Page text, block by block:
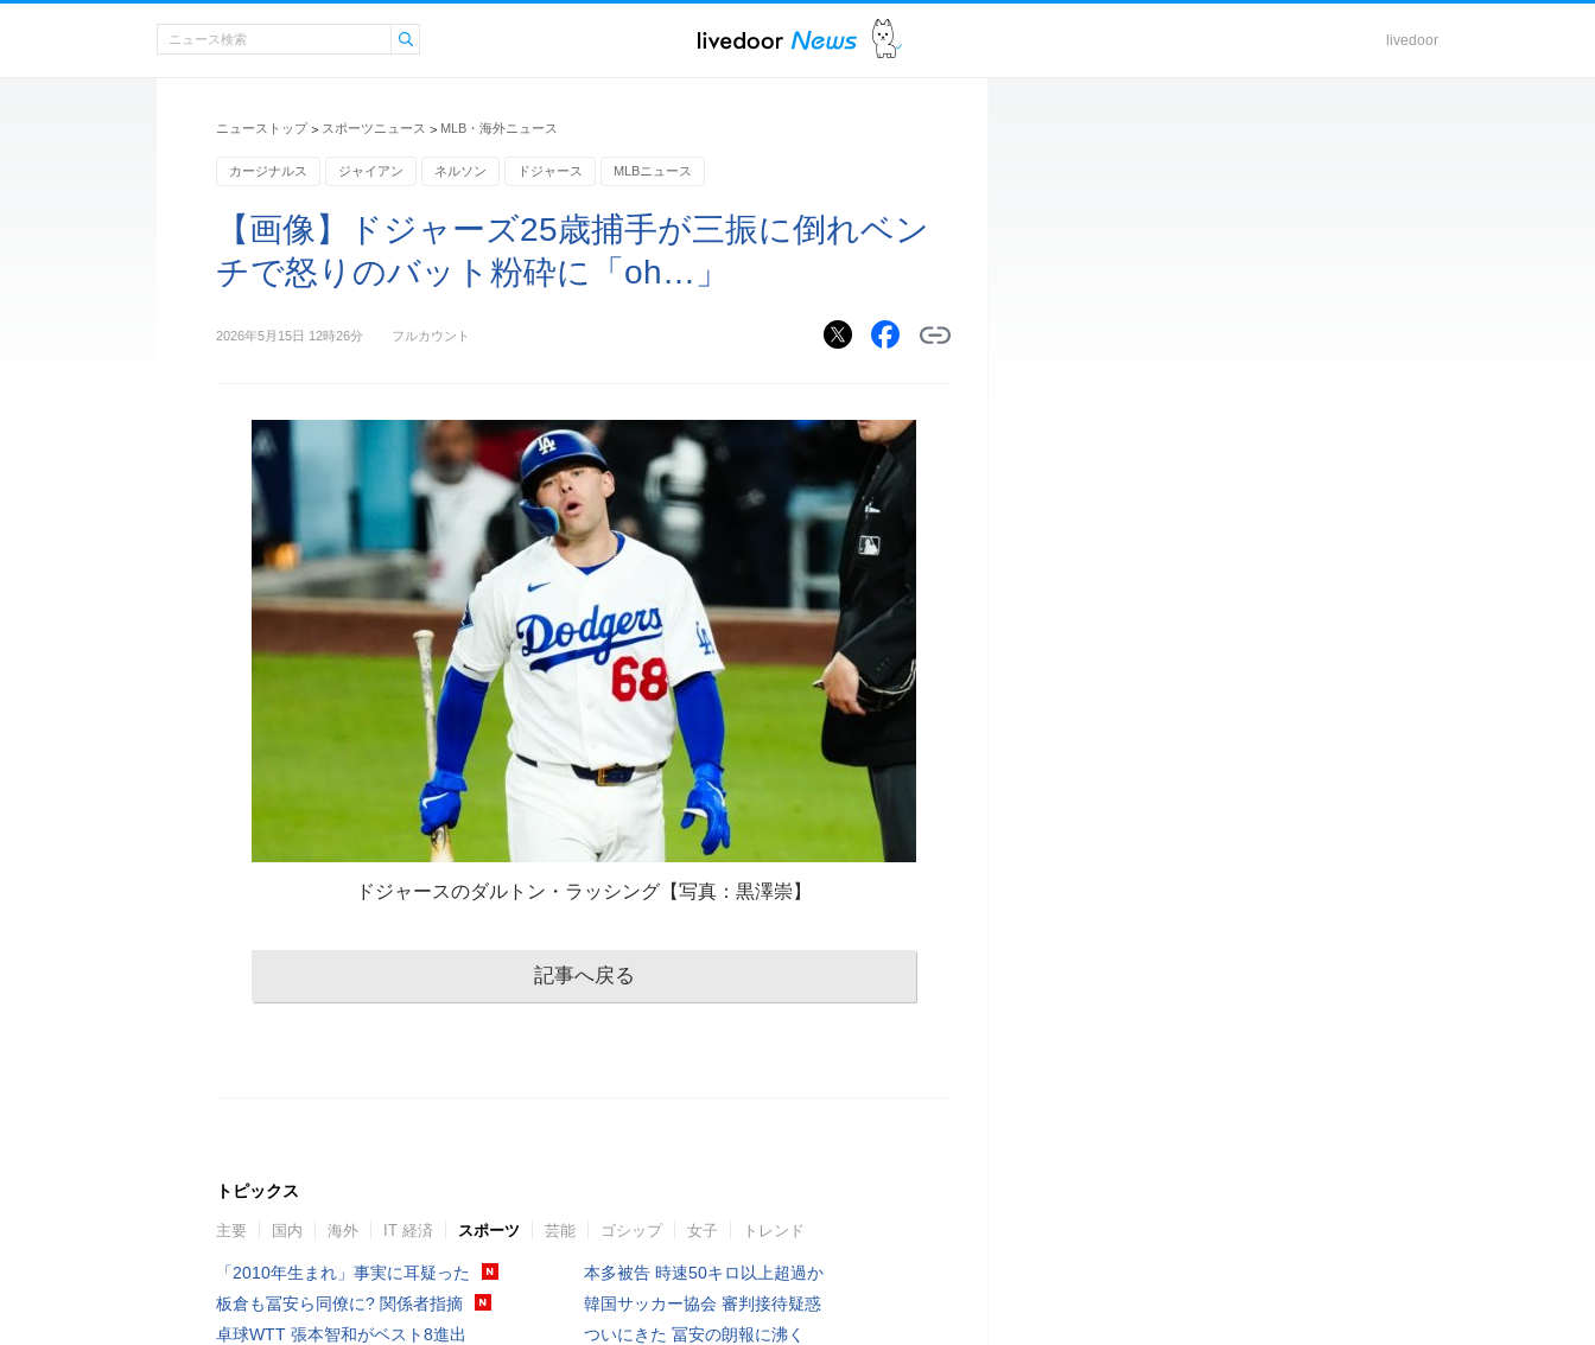
livedoor
ニューストップ > スポーツニュース > MLB・海外ニュース
カージナルス ジャイアン ネルソン ドジャース MLBニュース
【画像】ドジャーズ25歳捕手が三振に倒れベン
チで怒りのバット粉砕に「oh…」
2026年5月15日 12時26分 フルカウント
ドジャースのダルトン・ラッシング【写真：黒澤崇】
記事へ戻る
トピックス
主要 国内 海外 IT 経済 スポーツ 芸能 ゴシップ 女子 トレンド
「2010年生まれ」事実に耳疑った
板倉も冨安ら同僚に? 関係者指摘
卓球WTT 張本智和がベスト8進出
本多被告 時速50キロ以上超過か
韓国サッカー協会 審判接待疑惑
ついにきた 冨安の朗報に沸く